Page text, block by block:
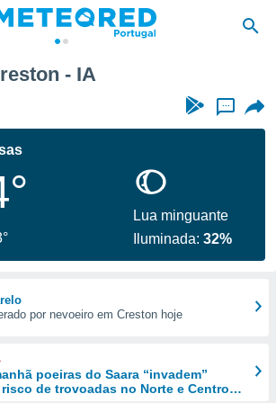
- IA
...
Lua minguante
Iluminada:32%
por nevoeiro em Creston hoje
poeiras do Saara “invadem”
de trovoadas no Norte e Centro